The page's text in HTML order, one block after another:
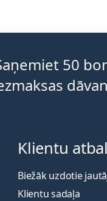
50
Klientu
Biežāk uzdotie
Klientu sadaļa